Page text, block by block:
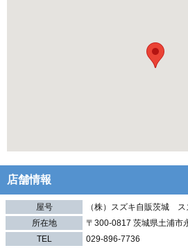
店舗情報
屋号
（株）スズキ自販茨城
所在地
〒300-0817 茨城県土浦市
TEL
029-896-7736